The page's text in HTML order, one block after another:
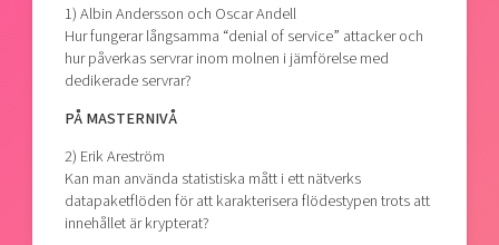
1) Albin Andersson och Oscar Andell
Hur fungerar långsamma “denial of service” attacker och
hur påverkas servrar inom molnen i jämförelse med
dedikerade servrar?
PÅ MASTERNIVÅ
2) Erik Areström
Kan man använda statistiska mått i ett nätverks
datapaketflöden för att karakterisera flödestypen trots att
innehållet är krypterat?